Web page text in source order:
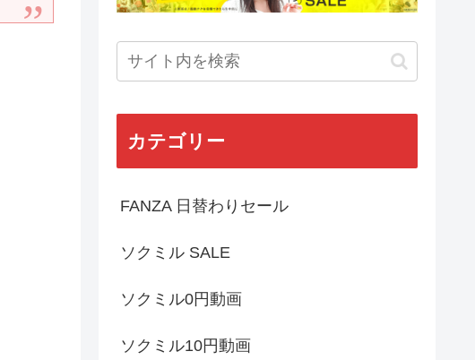
カテゴリー
FANZA 日替わりセール
ソクミル SALE
ソクミル0円動画
ソクミル10円動画